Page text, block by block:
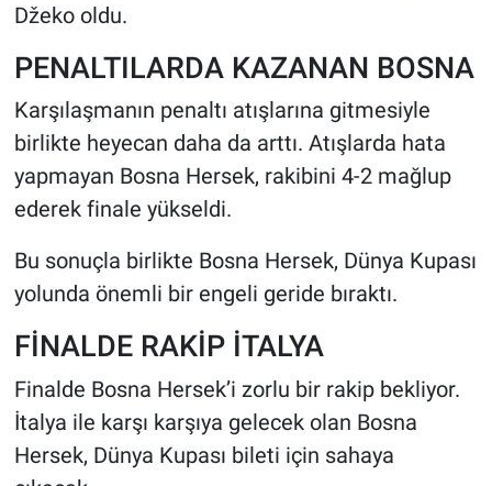
Džeko oldu.
PENALTILARDA KAZANAN BOSNA
Karşılaşmanın penaltı atışlarına gitmesiyle
birlikte heyecan daha da arttı. Atışlarda hata
yapmayan Bosna Hersek, rakibini 4-2 mağlup
ederek finale yükseldi.
Bu sonuçla birlikte Bosna Hersek, Dünya Kupası
yolunda önemli bir engeli geride bıraktı.
FİNALDE RAKİP İTALYA
Finalde Bosna Hersek’i zorlu bir rakip bekliyor.
İtalya ile karşı karşıya gelecek olan Bosna
Hersek, Dünya Kupası bileti için sahaya